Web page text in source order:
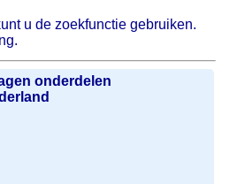
u de zoekfunctie gebruiken.
onderdelen